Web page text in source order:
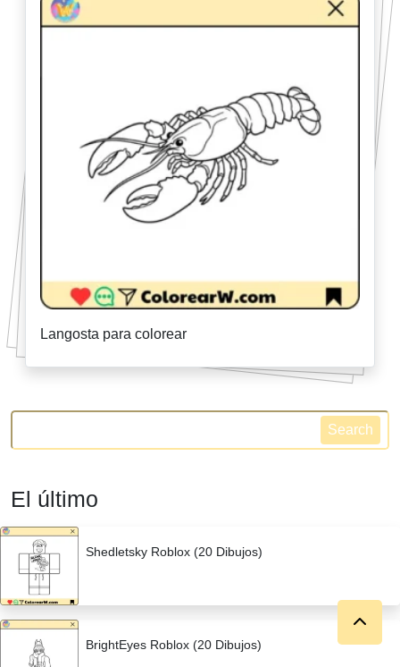
Langosta para colorear
Search
El último
Shedletsky Roblox (20 Dibujos)
BrightEyes Roblox (20 Dibujos)